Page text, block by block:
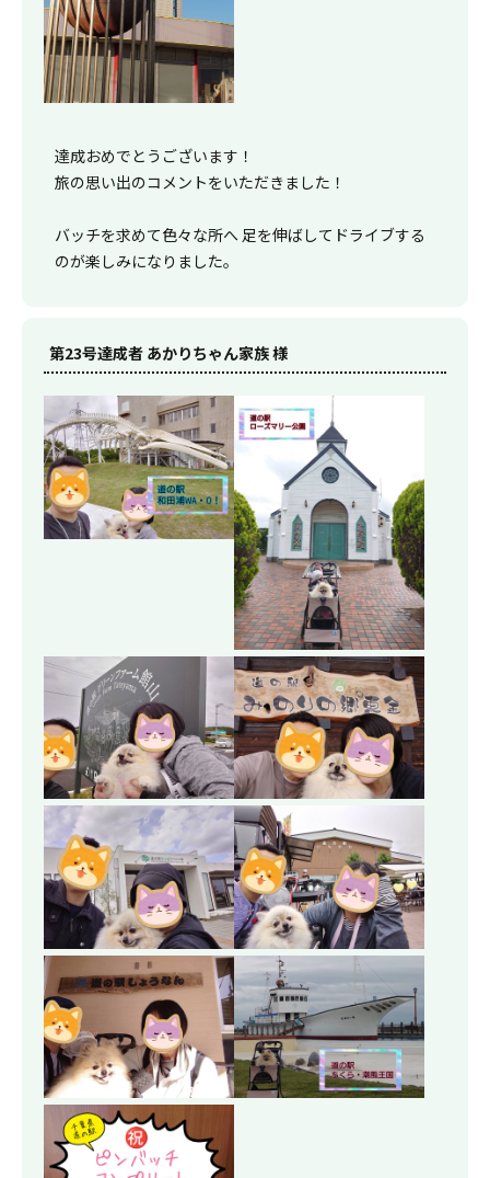
達成おめでとうございます！
旅の思い出のコメントをいただきました！
バッチを求めて色々な所へ 足を伸ばしてドライブする
のが楽しみになりました。
第23号達成者 あかりちゃん家族 様